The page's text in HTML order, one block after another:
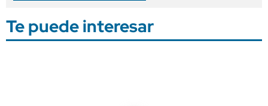
Te puede interesar